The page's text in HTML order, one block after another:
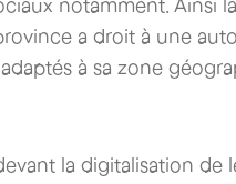
notamment. Ainsi
a droit à une
à sa zone
la digitalisation de